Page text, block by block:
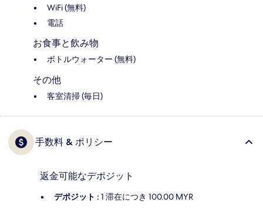
WiFi (無料)
電話
お食事と飲み物
ボトルウォーター (無料)
その他
客室清掃 (毎日)
手数料 & ポリシー
返金可能なデポジット
デポジット : 1 滞在につき 100.00 MYR